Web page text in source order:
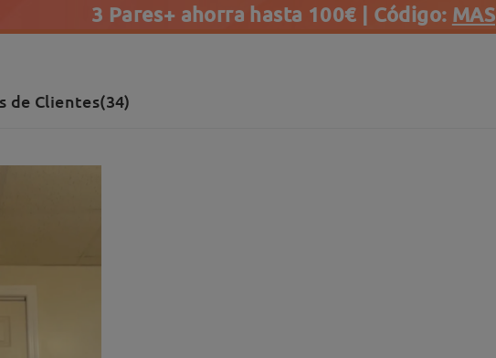
3 Pares+ ahorra hasta 100€ | Código: MAS
de Clientes(34)